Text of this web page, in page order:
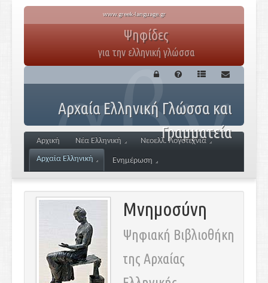
www.greek-language.gr
Ψηφίδες
για την ελληνική γλώσσα
Αρχαία Ελληνική Γλώσσα και
Γραμματεία
Αρχική Νέα Ελληνική
Νεοελλ. Λογοτεχνία
Αρχαία Ελληνική
Ενημέρωση
Μνημοσύνη
Ψηφιακή Βιβλιοθήκη
της Αρχαίας